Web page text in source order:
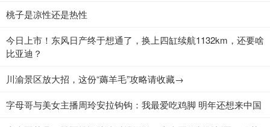
桃子是凉性还是热性
今日上市！东风日产终于想通了，换上四缸续航1132km，还要啥
比亚迪？
川渝景区放大招，这份“薅羊毛”攻略请收藏→
字母哥与美女主播周玲安拉钩钩：我最爱吃鸡脚 明年还想来中国